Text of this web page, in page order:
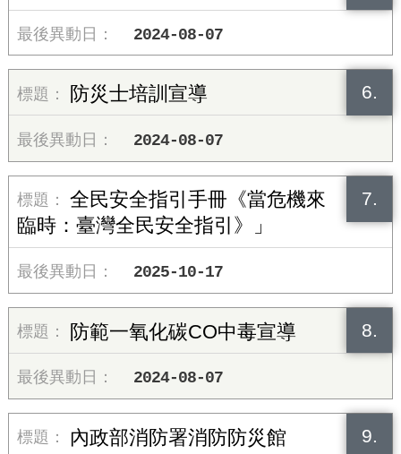
2024-08-07
6.
防災士培訓宣導
2024-08-07
7.
全民安全指引手冊《當危機來
臨時：臺灣全民安全指引》」
2025-10-17
8.
防範一氧化碳CO中毒宣導
2024-08-07
9.
內政部消防署消防防災館